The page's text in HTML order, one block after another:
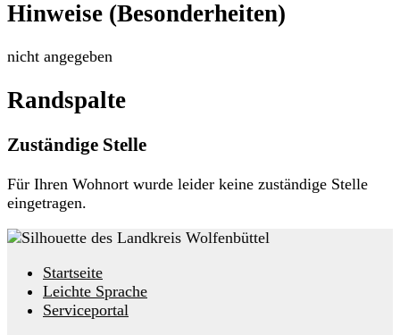
Hinweise (Besonderheiten)
nicht angegeben
Randspalte
Zuständige Stelle
Für Ihren Wohnort wurde leider keine zuständige Stelle
eingetragen.
Startseite
Leichte Sprache
Serviceportal